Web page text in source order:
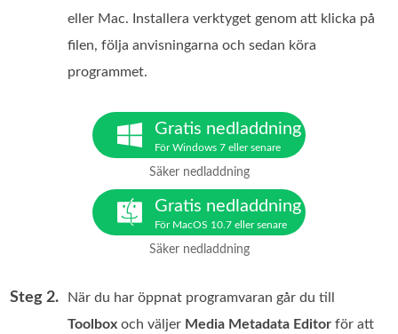
eller Mac. Installera verktyget genom att klicka på
filen, följa anvisningarna och sedan köra
programmet.
Gratis nedladdning
För Windows 7 eller senare
Säker nedladdning
Gratis nedladdning
För MacOS 10.7 eller senare
Säker nedladdning
Steg 2.
När du har öppnat programvaran går du till
Toolbox och väljer Media Metadata Editor för att